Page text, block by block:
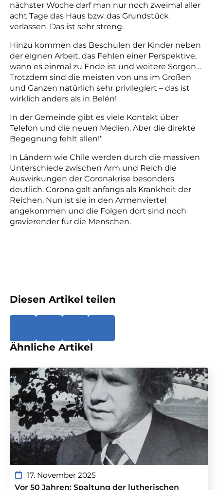
nächster Woche darf man nur noch zweimal aller
acht Tage das Haus bzw. das Grundstück
verlassen. Das ist sehr streng.
Hinzu kommen das Beschulen der Kinder neben
der eignen Arbeit, das Fehlen einer Perspektive,
wann es einmal zu Ende ist und weitere Sorgen…
Trotzdem sind die meisten von uns im Großen
und Ganzen natürlich sehr privilegiert – das ist
wirklich anders als in Belén!
In der Gemeinde gibt es viele Kontakt über
Telefon und die neuen Medien. Aber die direkte
Begegnung fehlt allen!“
In Ländern wie Chile werden durch die massiven
Unterschiede zwischen Arm und Reich die
Auswirkungen der Coronakrise besonders
deutlich. Corona galt anfangs als Krankheit der
Reichen. Nun ist sie in den Armenviertel
angekommen und die Folgen dort sind noch
gravierender für die Menschen.
Diesen Artikel teilen
Ähnliche Artikel
17. November 2025
Vor 50 Jahren: Spaltung der lutherischen